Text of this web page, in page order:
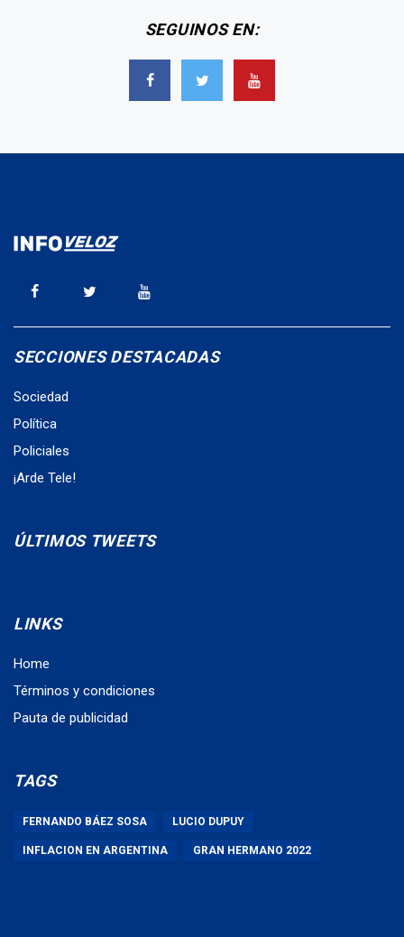
SEGUINOS EN:
SECCIONES DESTACADAS
Sociedad
Política
Policiales
¡Arde Tele!
ÚLTIMOS TWEETS
LINKS
Home
Términos y condiciones
Pauta de publicidad
TAGS
FERNANDO BÁEZ SOSA LUCIO DUPUY
INFLACION EN ARGENTINA GRAN HERMANO 2022